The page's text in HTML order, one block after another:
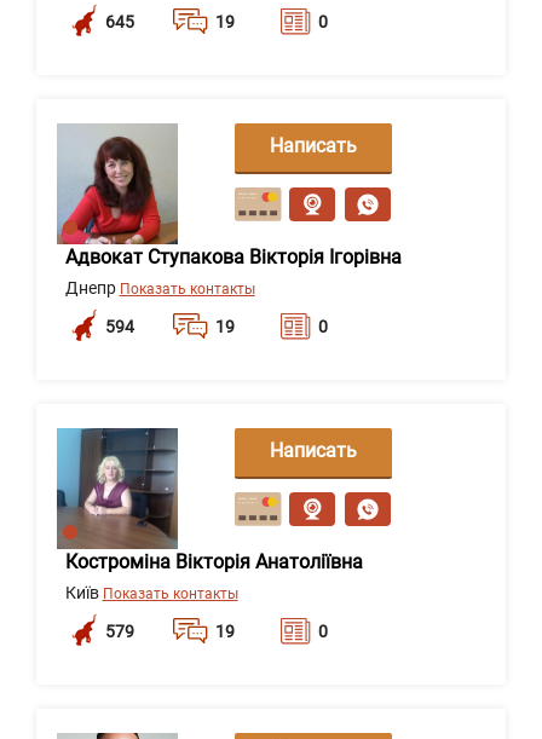
645 19 0
Адвокат Ступакова Вікторія Ігорівна
Днепр Показать контакты
594 19 0
Написать
сообщение
Костроміна Вікторія Анатоліївна
Київ Показать контакты
579 19 0
Написать
сообщение